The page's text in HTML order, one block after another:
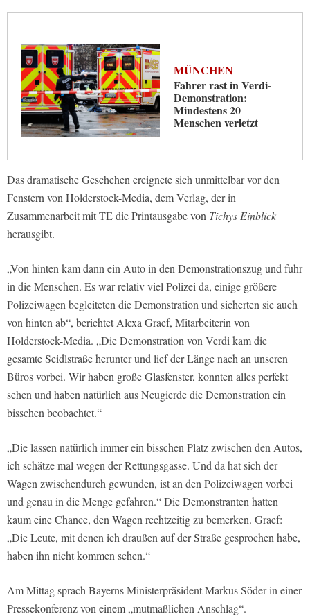
MÜNCHEN
Fahrer rast in Verdi-
Demonstration:
Mindestens 20
Menschen verletzt
Das dramatische Geschehen ereignete sich unmittelbar vor den
Fenstern von Holderstock-Media, dem Verlag, der in
Zusammenarbeit mit TE die Printausgabe von Tichys Einblick
herausgibt.
„Von hinten kam dann ein Auto in den Demonstrationszug und fuhr
in die Menschen. Es war relativ viel Polizei da, einige größere
Polizeiwagen begleiteten die Demonstration und sicherten sie auch
von hinten ab“, berichtet Alexa Graef, Mitarbeiterin von
Holderstock-Media. „Die Demonstration von Verdi kam die
gesamte Seidlstraße herunter und lief der Länge nach an unseren
Büros vorbei. Wir haben große Glasfenster, konnten alles perfekt
sehen und haben natürlich aus Neugierde die Demonstration ein
bisschen beobachtet.“
„Die lassen natürlich immer ein bisschen Platz zwischen den Autos,
ich schätze mal wegen der Rettungsgasse. Und da hat sich der
Wagen zwischendurch gewunden, ist an den Polizeiwagen vorbei
und genau in die Menge gefahren.“ Die Demonstranten hatten
kaum eine Chance, den Wagen rechtzeitig zu bemerken. Graef:
„Die Leute, mit denen ich draußen auf der Straße gesprochen habe,
haben ihn nicht kommen sehen.“
Am Mittag sprach Bayerns Ministerpräsident Markus Söder in einer
Pressekonferenz von einem „mutmaßlichen Anschlag“.